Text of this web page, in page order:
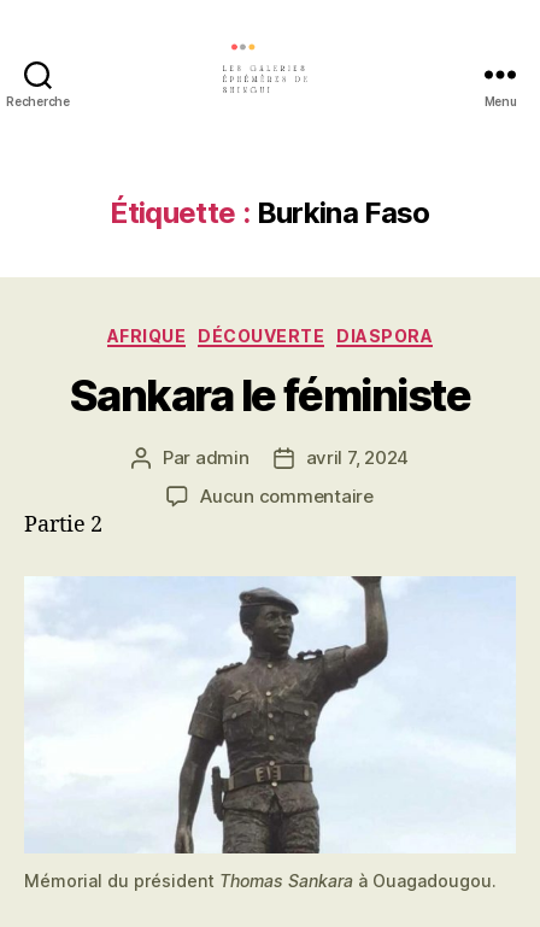
Recherche
de
Shingui
Menu
Étiquette : Burkina Faso
Catégories
AFRIQUE DÉCOUVERTE DIASPORA
Sankara le féministe
Auteur
l’article
Par admin
Dateavril 7, 2024
Aucun commentairesur
féministe
Partie 2
Mémorial du président Thomas Sankara à Ouagadougou.